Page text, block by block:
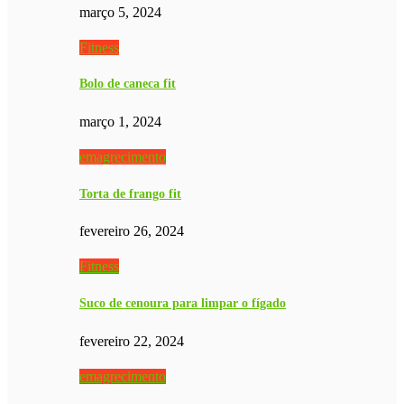
março 5, 2024
Fitness
Bolo de caneca fit
março 1, 2024
emagrecimento
Torta de frango fit
fevereiro 26, 2024
Fitness
Suco de cenoura para limpar o fígado
fevereiro 22, 2024
emagrecimento